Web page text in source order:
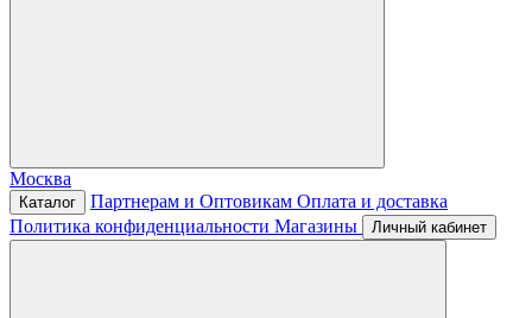
Москва
Каталог Партнерам и Оптовикам Оплата и доставка
Политика конфиденциальности Магазины Личный кабинет